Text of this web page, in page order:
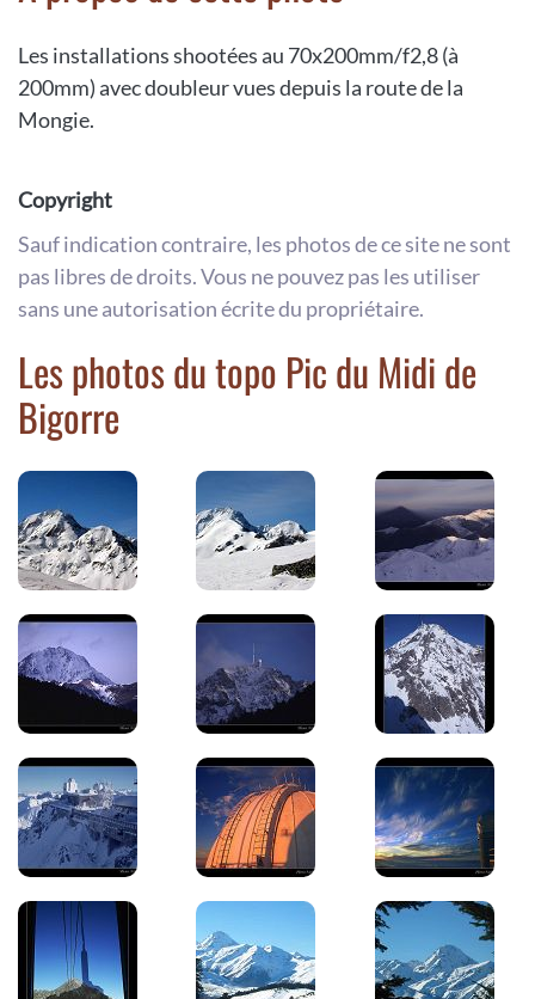
Les installations shootées au 70x200mm/f2,8 (à
200mm) avec doubleur vues depuis la route de la
Mongie.
Copyright
Sauf indication contraire, les photos de ce site ne sont
pas libres de droits. Vous ne pouvez pas les utiliser
sans une autorisation écrite du propriétaire.
Les photos du topo Pic du Midi de
Bigorre